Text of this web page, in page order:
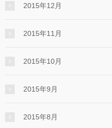
2015年12月
2015年11月
2015年10月
2015年9月
2015年8月